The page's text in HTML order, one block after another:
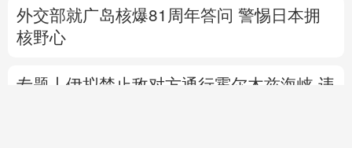
外交部就广岛核爆81周年答问 警惕日本拥
核野心
专题丨 伊拟禁止敌对方通行霍尔木兹海峡 违